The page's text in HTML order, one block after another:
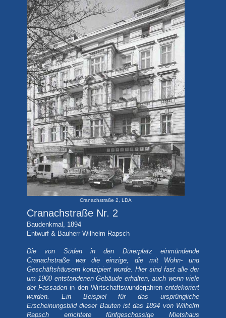
Cranachstraße 2, LDA
Cranachstraße Nr. 2
Baudenkmal, 1894
Entwurf & Bauherr Wilhelm Rapsch
Die von Süden in den Dürerplatz einmündende
Cranachstraße war die einzige, die mit Wohn- und
Geschäftshäusern konzipiert wurde. Hier sind fast alle der
um 1900 entstandenen Gebäude erhalten, auch wenn viele
der Fassaden in den Wirtschaftswunderjahren entdekoriert
wurden. Ein Beispiel für das ursprüngliche
Erscheinungsbild dieser Bauten ist das 1894 von Wilhelm
Rapsch errichtete fünfgeschossige Mietshaus